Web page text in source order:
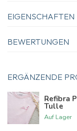
EIGENSCHAFTEN
BEWERTUNGEN
ERGÄNZENDE
Refibra
Tulle
Auf Lager